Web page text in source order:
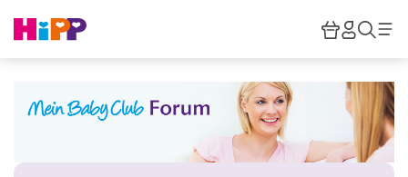
HiPP